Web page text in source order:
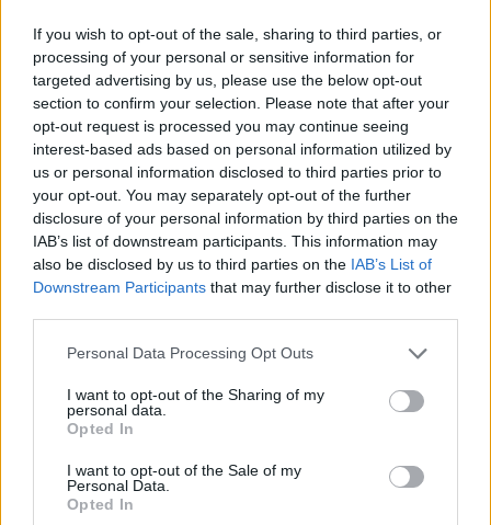
If you wish to opt-out of the sale, sharing to third parties, or
processing of your personal or sensitive information for
targeted advertising by us, please use the below opt-out
section to confirm your selection. Please note that after your
opt-out request is processed you may continue seeing
interest-based ads based on personal information utilized by
us or personal information disclosed to third parties prior to
your opt-out. You may separately opt-out of the further
disclosure of your personal information by third parties on the
IAB’s list of downstream participants. This information may
also be disclosed by us to third parties on the IAB’s List of
Downstream Participants that may further disclose it to other
Personal Data Processing Opt Outs
I want to opt-out of the Sharing of my
personal data.
Opted In
I want to opt-out of the Sale of my
Personal Data.
Opted In
για τη δημιουργία μιας ή περισσοτέρων θέσεων
πρακτικής άσκησης στους αποφοιτούντες από
το Τμήμα Τοπικής Αυτοδιοίκησης του Τ.Ε.Ι.
Καλαμάτας
Σύναψη προγραμματικής σύμβασης μεταξύ
Δήμου Σπάρτης και Δήμου Μονεμβασίας, σχετικά
με τη διάθεση του τεχνικού προσωπικού του
Δήμου Ευρώτα στη Διεύθυνση Τεχνικών
Σημειώνεται ότι σύμφωνα με το αρ. 67 παρ.6
Συμβουλίων λαμβάνουν τον λόγο εκτός του
Δημάρχου και του αρμοδίου Αντιδημάρχου, οι